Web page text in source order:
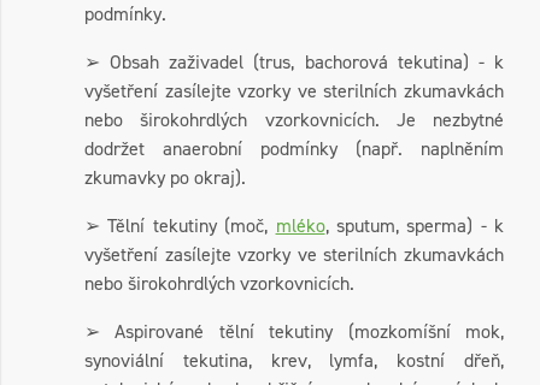
podmínky.
➢ Obsah zaživadel (trus, bachorová tekutina) - k
vyšetření zasílejte vzorky ve sterilních zkumavkách
nebo širokohrdlých vzorkovnicích. Je nezbytné
dodržet anaerobní podmínky (např. naplněním
zkumavky po okraj).
➢ Tělní tekutiny (moč, mléko, sputum, sperma) - k
vyšetření zasílejte vzorky ve sterilních zkumavkách
nebo širokohrdlých vzorkovnicích.
➢ Aspirované tělní tekutiny (mozkomíšní mok,
synoviální tekutina, krev, lymfa, kostní dřeň,